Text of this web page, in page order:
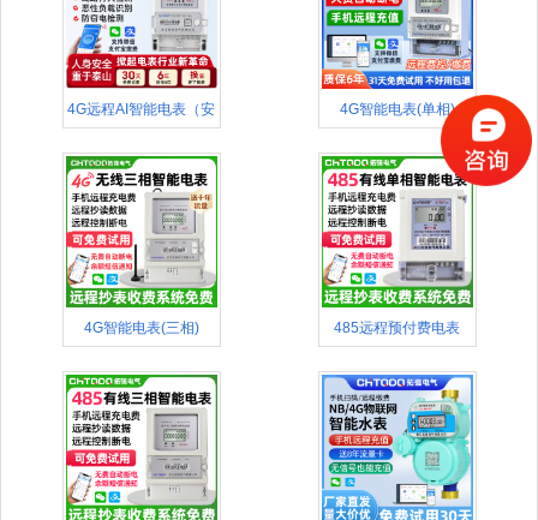
4G远程AI智能电表（安 4G智能电表(单相)
4G智能电表(三相) 485远程预付费电表